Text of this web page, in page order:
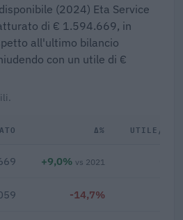
(2024) Eta Service
di € 1.594.669, in
all'ultimo bilancio
con un utile di €
Δ% UTILE/
+9,0% vs 2021
-14,7%